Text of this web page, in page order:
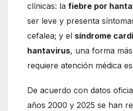
clínicas: la fiebre por
ser leve y presenta
cefalea; y el síndrome
hantavirus, una forma
requiere atención médica
De acuerdo con datos
años 2000 y 2025 se han